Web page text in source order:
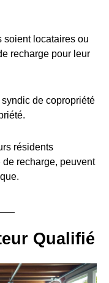
soient locataires ou
recharge pour leur
de copropriété
résidents
recharge, peuvent
Qualifié